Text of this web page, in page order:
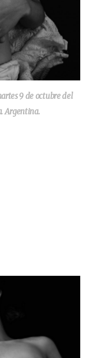
9 de octubre del
Argentina.